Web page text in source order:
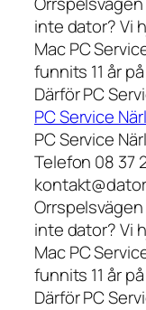
inte dator? Vi
Mac PC
funnits 11 år
Därför PC
PC Service
PC Service
Telefon 08 37
inte dator? Vi
Mac PC
funnits 11 år
Därför PC